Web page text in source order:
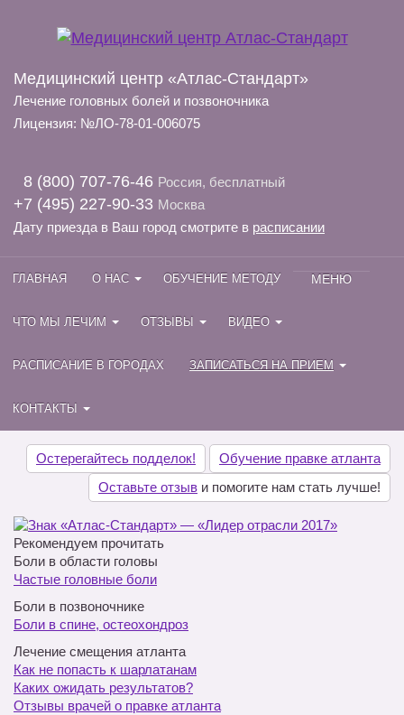
Медицинский центр «Атлас-Стандарт»
Лечение головных болей и позвоночника
Лицензия: №ЛО-78-01-006075
8 (800) 707-76-46 Россия, бесплатный
+7 (495) 227-90-33 Москва
Дату приезда в Ваш город смотрите в расписании
ГЛАВНАЯ О НАС ОБУЧЕНИЕ МЕТОДУ
ЧТО МЫ ЛЕЧИМ ОТЗЫВЫ ВИДЕО
РАСПИСАНИЕ В ГОРОДАХ ЗАПИСАТЬСЯ НА ПРИЕМ
КОНТАКТЫ
МЕНЮ
Остерегайтесь подделок!
Обучение правке атланта
Оставьте отзыв и помогите нам стать лучше!
Рекомендуем прочитать
Боли в области головы
Частые головные боли
Боли в позвоночнике
Боли в спине, остеохондроз
Лечение смещения атланта
Как не попасть к шарлатанам
Каких ожидать результатов?
Отзывы врачей о правке атланта